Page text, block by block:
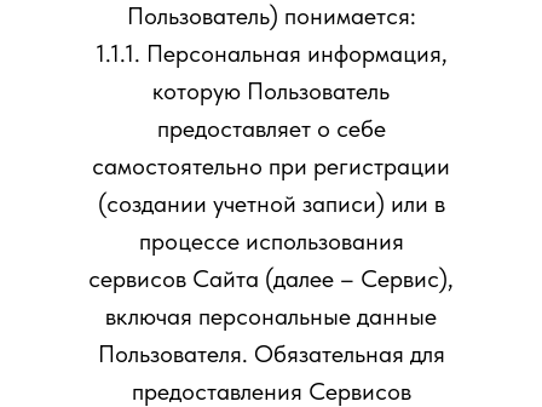
Пользователь) понимается:
1.1.1. Персональная информация,
которую Пользователь
предоставляет о себе
самостоятельно при регистрации
(создании учетной записи) или в
процессе использования
сервисов Сайта (далее – Сервис),
включая персональные данные
Пользователя. Обязательная для
предоставления Сервисов